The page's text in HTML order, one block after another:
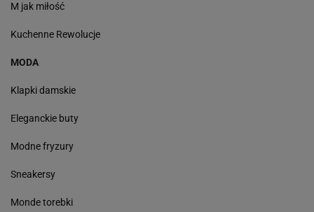
M jak miłość
Kuchenne Rewolucje
MODA
Klapki damskie
Eleganckie buty
Modne fryzury
Sneakersy
Monde torebki